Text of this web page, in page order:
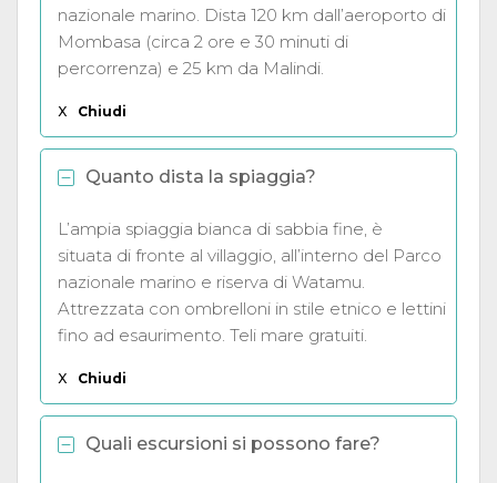
nazionale marino. Dista 120 km dall’aeroporto di
Mombasa (circa 2 ore e 30 minuti di
percorrenza) e 25 km da Malindi.
X Chiudi
Quanto dista la spiaggia?
L’ampia spiaggia bianca di sabbia fine, è
situata di fronte al villaggio, all’interno del Parco
nazionale marino e riserva di Watamu.
Attrezzata con ombrelloni in stile etnico e lettini
fino ad esaurimento. Teli mare gratuiti.
X Chiudi
Quali escursioni si possono fare?